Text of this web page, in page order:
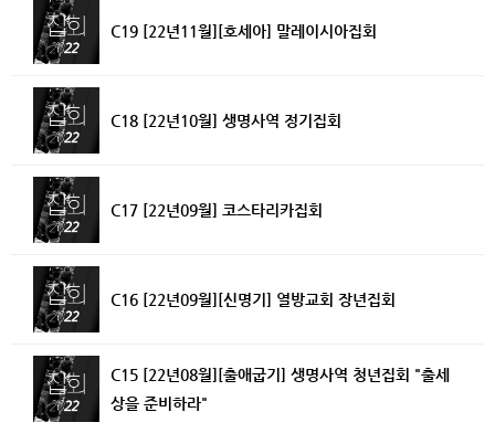
C19 [22년11월][호세아] 말레이시아집회
C18 [22년10월] 생명사역 정기집회
C17 [22년09월] 코스타리카집회
C16 [22년09월][신명기] 열방교회 장년집회
C15 [22년08월][출애굽기] 생명사역 청년집회 "출세
상을 준비하라"